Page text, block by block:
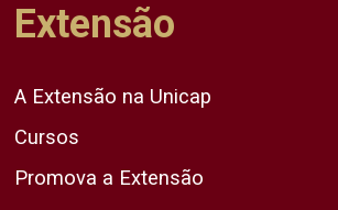
Extensão
A Extensão na Unicap
Cursos
Promova a Extensão